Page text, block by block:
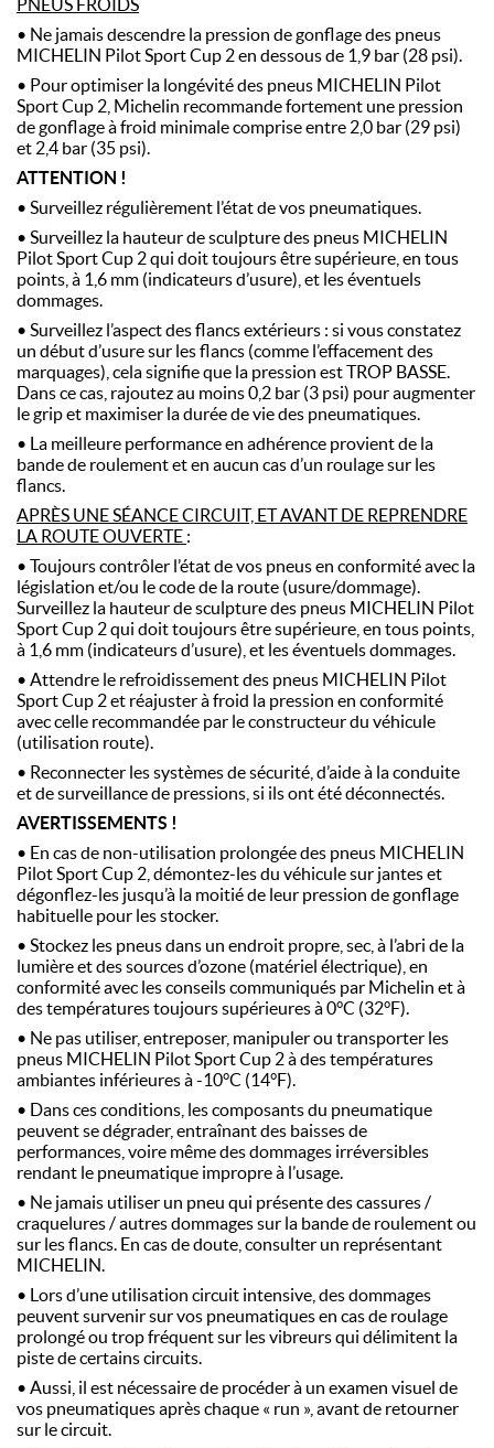
PNEUS FROIDS
• Ne jamais descendre la pression de gonflage des pneus
MICHELIN Pilot Sport Cup 2 en dessous de 1,9 bar (28 psi).
• Pour optimiser la longévité des pneus MICHELIN Pilot
Sport Cup 2, Michelin recommande fortement une pression
de gonflage à froid minimale comprise entre 2,0 bar (29 psi)
et 2,4 bar (35 psi).
ATTENTION !
• Surveillez régulièrement l’état de vos pneumatiques.
• Surveillez la hauteur de sculpture des pneus MICHELIN
Pilot Sport Cup 2 qui doit toujours être supérieure, en tous
points, à 1,6 mm (indicateurs d’usure), et les éventuels
dommages.
• Surveillez l’aspect des flancs extérieurs : si vous constatez
un début d’usure sur les flancs (comme l’effacement des
marquages), cela signifie que la pression est TROP BASSE.
Dans ce cas, rajoutez au moins 0,2 bar (3 psi) pour augmenter
le grip et maximiser la durée de vie des pneumatiques.
• La meilleure performance en adhérence provient de la
bande de roulement et en aucun cas d’un roulage sur les
flancs.
APRÈS UNE SÉANCE CIRCUIT, ET AVANT DE REPRENDRE
LA ROUTE OUVERTE :
• Toujours contrôler l’état de vos pneus en conformité avec la
législation et/ou le code de la route (usure/dommage).
Surveillez la hauteur de sculpture des pneus MICHELIN Pilot
Sport Cup 2 qui doit toujours être supérieure, en tous points,
à 1,6 mm (indicateurs d’usure), et les éventuels dommages.
• Attendre le refroidissement des pneus MICHELIN Pilot
Sport Cup 2 et réajuster à froid la pression en conformité
avec celle recommandée par le constructeur du véhicule
(utilisation route).
• Reconnecter les systèmes de sécurité, d’aide à la conduite
et de surveillance de pressions, si ils ont été déconnectés.
AVERTISSEMENTS !
• En cas de non-utilisation prolongée des pneus MICHELIN
Pilot Sport Cup 2, démontez-les du véhicule sur jantes et
dégonflez-les jusqu’à la moitié de leur pression de gonflage
habituelle pour les stocker.
• Stockez les pneus dans un endroit propre, sec, à l’abri de la
lumière et des sources d’ozone (matériel électrique), en
conformité avec les conseils communiqués par Michelin et à
des températures toujours supérieures à 0°C (32°F).
• Ne pas utiliser, entreposer, manipuler ou transporter les
pneus MICHELIN Pilot Sport Cup 2 à des températures
ambiantes inférieures à -10°C (14°F).
• Dans ces conditions, les composants du pneumatique
peuvent se dégrader, entraînant des baisses de
performances, voire même des dommages irréversibles
rendant le pneumatique impropre à l’usage.
• Ne jamais utiliser un pneu qui présente des cassures /
craquelures / autres dommages sur la bande de roulement ou
sur les flancs. En cas de doute, consulter un représentant
MICHELIN.
• Lors d’une utilisation circuit intensive, des dommages
peuvent survenir sur vos pneumatiques en cas de roulage
prolongé ou trop fréquent sur les vibreurs qui délimitent la
piste de certains circuits.
• Aussi, il est nécessaire de procéder à un examen visuel de
vos pneumatiques après chaque « run », avant de retourner
sur le circuit.